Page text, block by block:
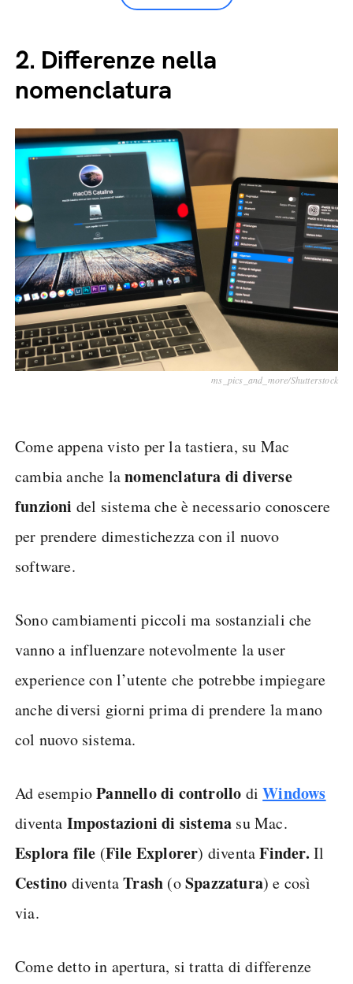
2. Differenze nella
nomenclatura
ms_pics_and_more/Shutterstock
Come appena visto per la tastiera, su Mac
cambia anche lanomenclatura di diverse
funzioni del sistema che è necessario conoscere
per prendere dimestichezza con il nuovo
software.
Sono cambiamenti piccoli ma sostanziali che
vanno a influenzare notevolmente la user
experience con l’utente che potrebbe impiegare
anche diversi giorni prima di prendere la mano
col nuovo sistema.
Ad esempioPannello di controllo diWindows
diventa Impostazionidi sistema su Mac.
Esplora file (File Explorer) diventaFinder.Il
Cestino diventaTrash (oSpazzatura) e così
via.
Come detto in apertura, si tratta di differenze